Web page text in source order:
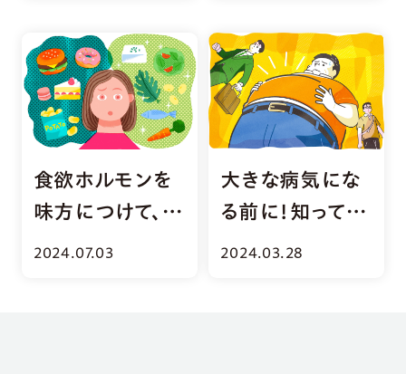
2024.07.03
食欲ホルモンを
味方につけて、食
べ過ぎ＆ドカ食
2024.03.28
大きな病気にな
る前に！知ってお
きたい「メタボリ